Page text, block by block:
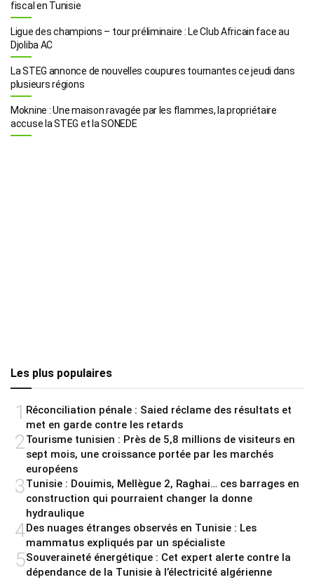
fiscal en Tunisie
Ligue des champions – tour préliminaire : Le Club Africain face au
Djoliba AC
La STEG annonce de nouvelles coupures tournantes ce jeudi dans
plusieurs régions
Moknine : Une maison ravagée par les flammes, la propriétaire
accuse la STEG et la SONEDE
Les plus populaires
1 Réconciliation pénale : Saied réclame des résultats et
met en garde contre les retards
2Tourisme tunisien : Près de 5,8 millions de visiteurs en
sept mois, une croissance portée par les marchés
européens
3Tunisie : Douimis, Mellègue 2, Raghai… ces barrages en
construction qui pourraient changer la donne
hydraulique
4Des nuages étranges observés en Tunisie : Les
mammatus expliqués par un spécialiste
5Souveraineté énergétique : Cet expert alerte contre la
dépendance de la Tunisie à l’électricité algérienne